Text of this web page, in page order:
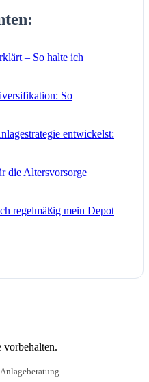
– So halte ich
So
entwickelst:
die Altersvorsorge
regelmäßig mein Depot